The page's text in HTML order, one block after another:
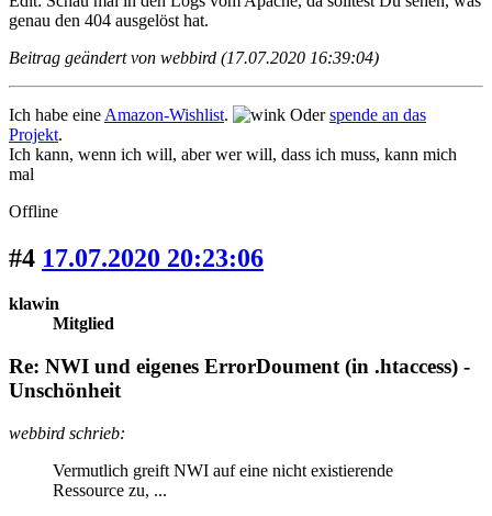
genau den 404 ausgelöst hat.
Beitrag geändert von webbird (17.07.2020 16:39:04)
Ich habe eine Amazon-Wishlist. Oderspende an das
Projekt.
Ich kann, wenn ich will, aber wer will, dass ich muss, kann mich
mal
Offline
#4 17.07.2020 20:23:06
klawin
Mitglied
Re: NWI und eigenes ErrorDoument (in .htaccess) -
Unschönheit
webbird schrieb:
Vermutlich greift NWI auf eine nicht existierende
Ressource zu, ...